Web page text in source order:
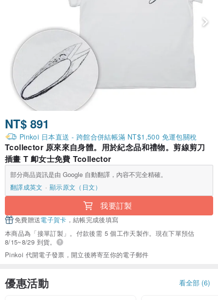
NT$ 891
Pinkoi 日本直送 - 跨館合併結帳滿 NT$1,500 免運包關稅
Tcollector 原來來自身體。用於紀念品和禮物。剪線剪刀
插畫 T 卹女士免費 Tcollector
部分商品資訊是由 Google 自動翻譯，內容不完全精確。
翻譯成英文
顯示原文（日文）
我要訂製
免費贈送電子賀卡 ，結帳完成後填寫
本商品為「接單訂製」。付款後需 5 個工作天製作。現在下單預估
8/15~8/29 到貨。
Pinkoi 代開電子發票，開立後將寄至你的電子郵件
優惠活動 看全部 (6)